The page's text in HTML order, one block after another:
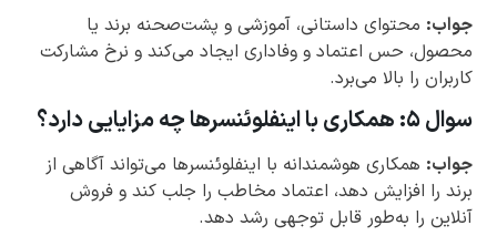
جواب: محتوای داستانی، آموزشی و پشت‌صحنه برند یا
محصول، حس اعتماد و وفاداری ایجاد می‌کند و نرخ مشارکت
کاربران را بالا می‌برد.
سوال ۵: همکاری با اینفلوئنسرها چه مزایایی دارد؟
جواب: همکاری هوشمندانه با اینفلوئنسرها می‌تواند آگاهی از
برند را افزایش دهد، اعتماد مخاطب را جلب کند و فروش
آنلاین را به‌طور قابل توجهی رشد دهد.